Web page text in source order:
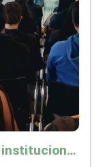
ICA Risaralda acercó su oferta institucional a productores y emprendedores en Expocamello